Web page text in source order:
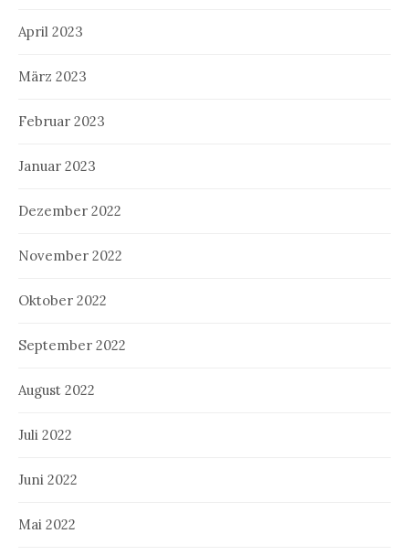
April 2023
März 2023
Februar 2023
Januar 2023
Dezember 2022
November 2022
Oktober 2022
September 2022
August 2022
Juli 2022
Juni 2022
Mai 2022